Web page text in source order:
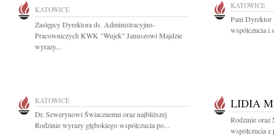
KATOWICE
Zastępcy Dyrektora ds. Administracyjno-
Pracowniczych KWK "Wujek" Januszowi Majdzie
wyrazy...
KATOWICE
Pani Dyrektor
współczucia i
KATOWICE
Dr. Sewerynowi Świacznemu oraz najbliższej
Rodzinie wyrazy głębokiego współczucia po...
LIDIA
Rodzinie oraz
współczucia